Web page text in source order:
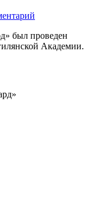
был проведен
Академии.